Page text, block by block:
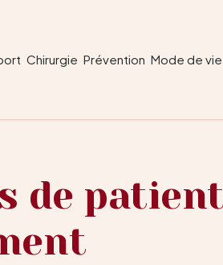
Chirurgie Prévention Mode de vie
de